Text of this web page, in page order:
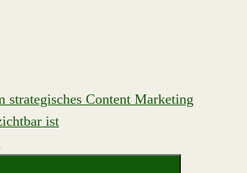
strategisches Content Marketing
ist